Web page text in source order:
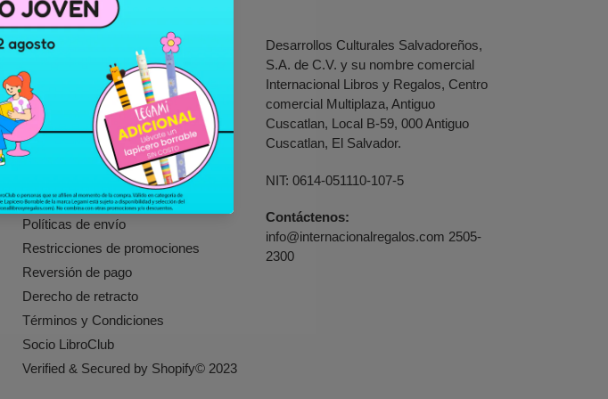
Nuestras Sucursales
Búsqueda
Política y Procedimiento para el
Retiro de Productos Peligrosos
o Inseguros
Políticas de privacidad
Políticas de Garantía, Cambio y
Devoluciones
Políticas de envío
Restricciones de promociones
Reversión de pago
Derecho de retracto
Términos y Condiciones
Socio LibroClub
Verified & Secured by Shopify© 2023
Desarrollos Culturales Salvadoreños,
S.A. de C.V. y su nombre comercial
Internacional Libros y Regalos, Centro
comercial Multiplaza, Antiguo
Cuscatlan, Local B-59, 000 Antiguo
Cuscatlan, El Salvador.
NIT: 0614-051110-107-5
Contáctenos:
info@internacionalregalos.com 2505-
2300